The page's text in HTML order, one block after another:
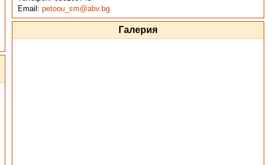
Email: реtооu_sm@abv.bg
Галерия